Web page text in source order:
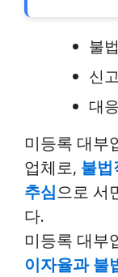
불
신
대
미등록 대부
업체로, 불법
추심으로 서
다.
미등록 대부
이자율과 불